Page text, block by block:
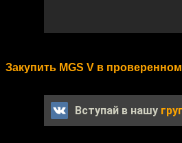
Закупить MGS V в
Вступай в нашу